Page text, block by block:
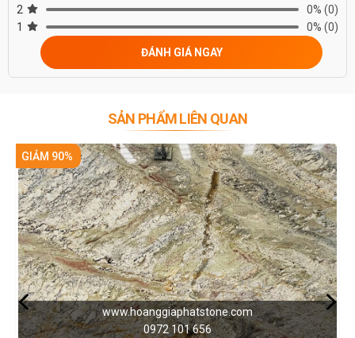
4. Thông số kỹ thuật
- Kích thước: khổ lớn (theo yêu cầu của khách hàng)
- Độ dày: 2cm.
- Khả năng hấp thụ nước: 0.07 - 0.09% khối lượng đá.
- Cường độ nén: 190.70 MPa
- Khối lượng riêng: 2660 kg/m3
2
0% (0)
1
0% (0)
ĐÁNH GIÁ NGAY
SẢN PHẨM LIÊN QUAN
www.hoanggiaphatstone.com
0972 101 656
GIẢM 90%